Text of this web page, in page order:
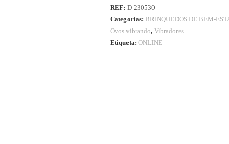
REF: D-230530
Categorias: BRINQUEDOS DE BEM-
Ovos vibrando, Vibradores
Etiqueta: ONLINE